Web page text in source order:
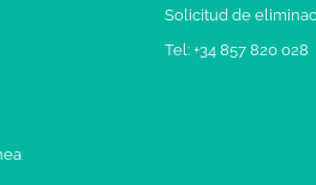
Solicitud de
Tel: +34 857 820 028